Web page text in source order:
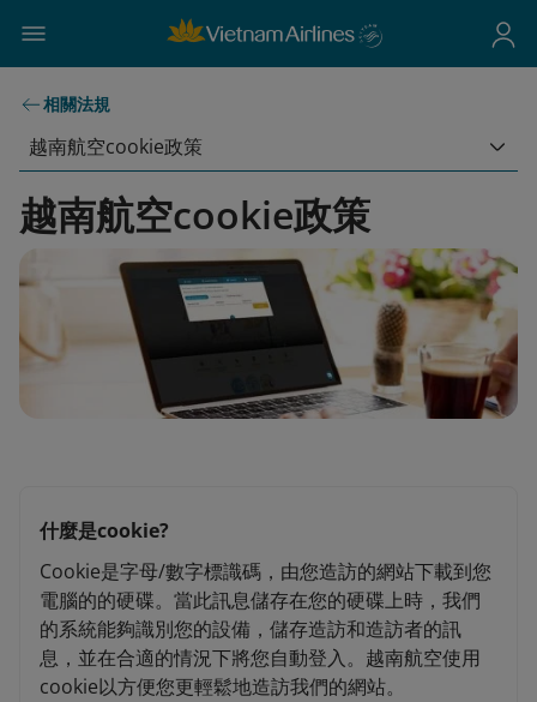
相關法規
越南航空cookie政策
越南航空cookie政策
什麼是cookie?
Cookie是字母/數字標識碼，由您造訪的網站下載到您
電腦的的硬碟。當此訊息儲存在您的硬碟上時，我們
的系統能夠識別您的設備，儲存造訪和造訪者的訊
息，並在合適的情況下將您自動登入。越南航空使用
cookie以方便您更輕鬆地造訪我們的網站。